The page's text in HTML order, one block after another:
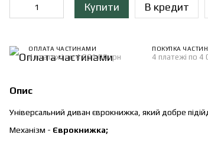
Купити В кредит
ОПЛАТА ЧАСТИНАМИ
4 платежі по 4 031.00 грн
ПОКУПКА
4 платежі по 4
Опис
Універсальний диван єврокнижка, який добре
Механізм - Єврокнижка;